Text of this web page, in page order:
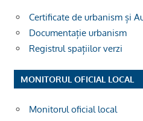
Certificate de urbanism și
Documentație urbanism
Registrul spațiilor verzi
MONITORUL OFICIAL LOCAL
Monitorul oficial local